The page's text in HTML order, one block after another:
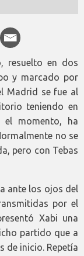
resuelto en dos
y marcado por
Madrid se fue al
teniendo en
el momento, ha
no se
pero con Tebas
ante los ojos del
por el
Xabi una
partido que a
de inicio. Repetía